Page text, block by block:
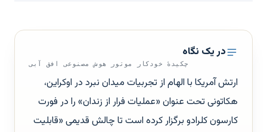
در یک نگاه
چکیدهٔ خودکار موتور هوش مصنوعی افق آبی
ارتش آمریکا با الهام از تجربیات میدان نبرد در اوکراین،
هکاتونی تحت عنوان «عملیات فرار از زندان» را در فورت
کارسون کلرادو برگزار کرده است تا چالش قدیمی «قابلیت